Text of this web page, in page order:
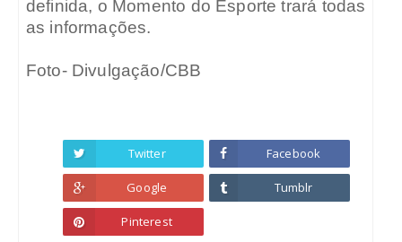
definida, o Momento do Esporte trará todas
as informações.
Foto- Divulgação/CBB
Twitter Facebook
Google Tumblr
Pinterest